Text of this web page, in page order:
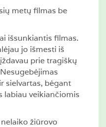
metų filmas be
išsunkiantis filmas.
jo išmesti iš
prie tragiškų
sielvartas, bėgant
labiau veikiančiomis
žiūrovo